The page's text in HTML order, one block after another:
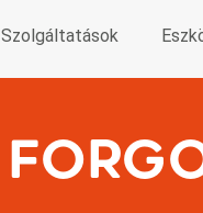
Szolgáltatások